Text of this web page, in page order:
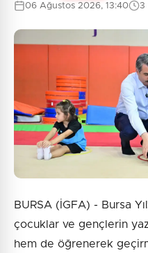
06 Ağustos 2026, 13:40 3
BURSA (İGFA) - Bursa
çocuklar ve gençlerin
hem de öğrenerek